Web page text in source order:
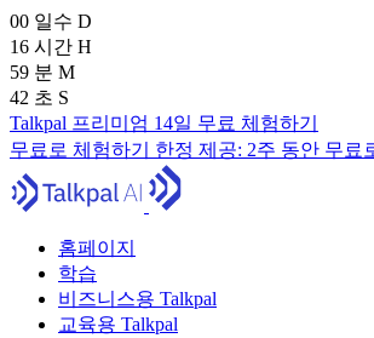
00 일수 D
16 시간 H
59 분 M
41 초 S
Talkpal 프리미엄 14일 무료 체험하기
무료로 체험하기 한정 제공: 2주 동안 무료
홈페이지
학습
비즈니스용 Talkpal
교육용 Talkpal